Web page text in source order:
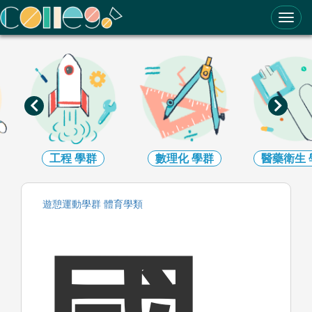
ColleGo! 大學選才與高中育才輔助系統
工程 學群 數理化學群 醫藥衛生
遊憩運動學群 體育學類